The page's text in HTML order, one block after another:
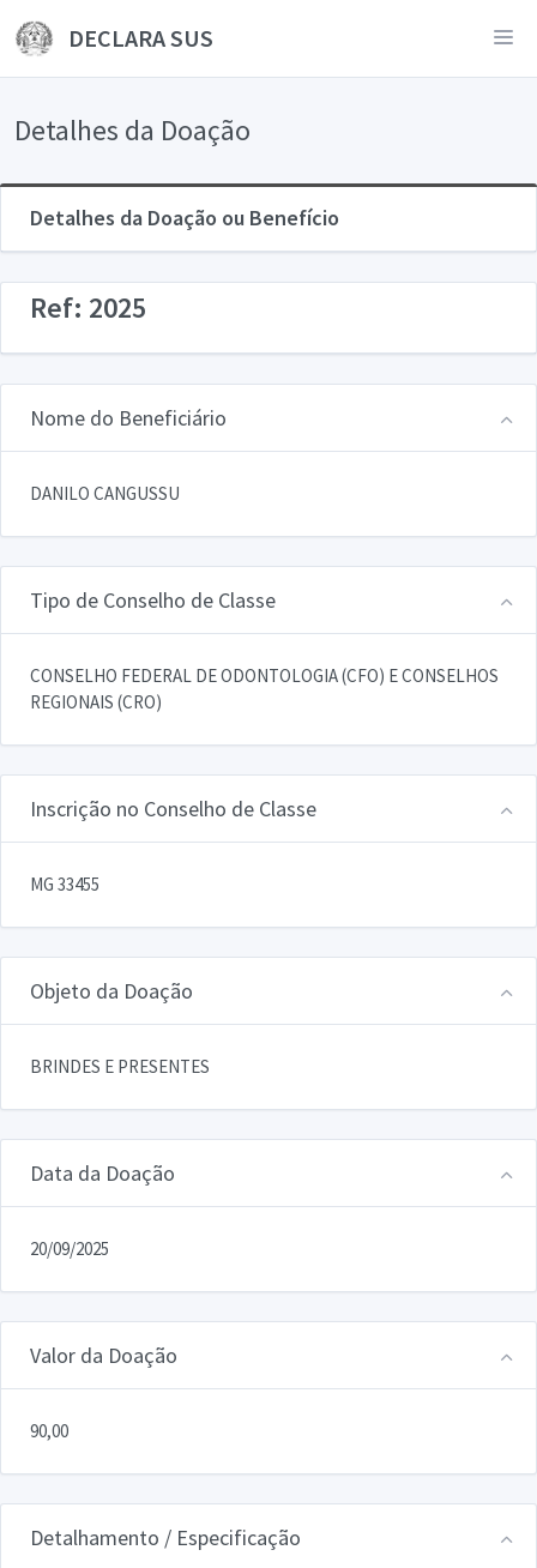
DECLARA SUS
Detalhes da Doação
Detalhes da Doação ou Benefício
Ref: 2025
Nome do Beneficiário
DANILO CANGUSSU
Tipo de Conselho de Classe
CONSELHO FEDERAL DE ODONTOLOGIA (CFO) E CONSELHOS
REGIONAIS (CRO)
Inscrição no Conselho de Classe
MG 33455
Objeto da Doação
BRINDES E PRESENTES
Data da Doação
20/09/2025
Valor da Doação
90,00
Detalhamento / Especificação